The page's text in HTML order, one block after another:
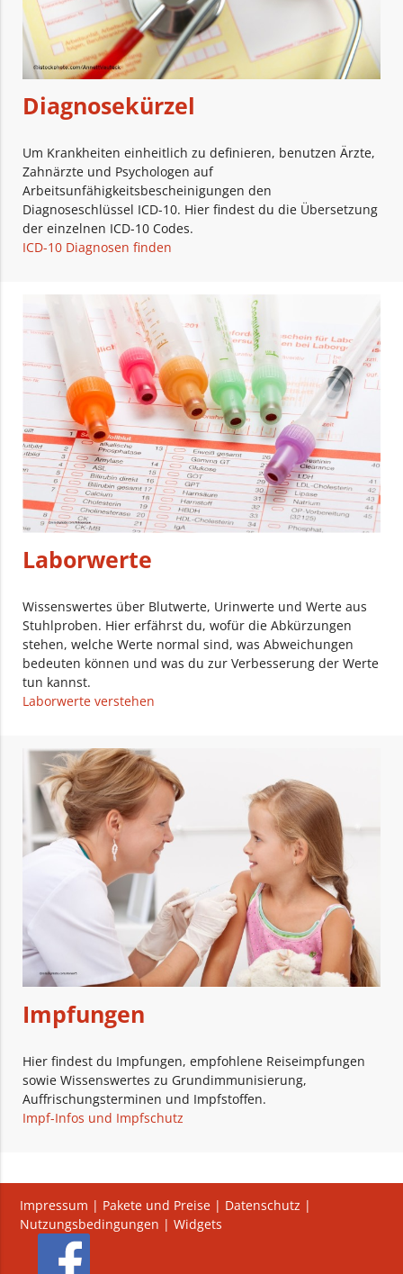
Diagnosekürzel
Um Krankheiten einheitlich zu definieren, benutzen Ärzte,
Zahnärzte und Psychologen auf
Arbeitsunfähigkeitsbescheinigungen den
Diagnoseschlüssel ICD-10. Hier findest du die Übersetzung
der einzelnen ICD-10 Codes.
ICD-10 Diagnosen finden
Laborwerte
Wissenswertes über Blutwerte, Urinwerte und Werte aus
Stuhlproben. Hier erfährst du, wofür die Abkürzungen
stehen, welche Werte normal sind, was Abweichungen
bedeuten können und was du zur Verbesserung der Werte
tun kannst.
Laborwerte verstehen
Impfungen
Hier findest du Impfungen, empfohlene Reiseimpfungen
sowie Wissenswertes zu Grundimmunisierung,
Auffrischungsterminen und Impfstoffen.
Impf-Infos und Impfschutz
Impressum | Pakete und Preise | Datenschutz |
Nutzungsbedingungen |Widgets